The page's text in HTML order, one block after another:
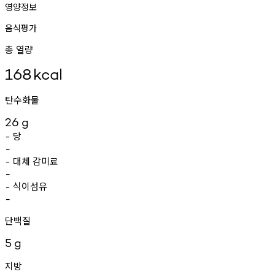
영양정보
음식평가
총 열량
168kcal
탄수화물
26 g
- 당
-
- 대체 감미료
-
- 식이섬유
-
단백질
5 g
지방